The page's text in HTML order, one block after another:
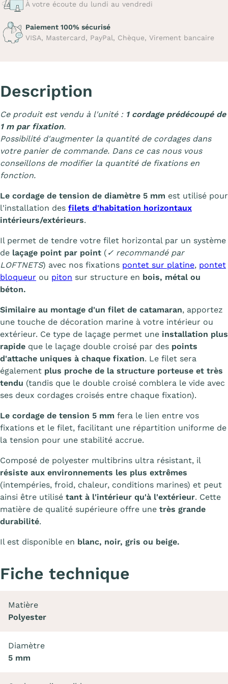
À votre écoute du lundi au vendredi
Paiement 100% sécurisé
VISA, Mastercard, PayPal, Chèque, Virement bancaire
Description
Ce produit est vendu à l'unité : 1 cordage prédécoupé de
1 m par fixation.
Possibilité d'augmenter la quantité de cordages dans
votre panier de commande. Dans ce cas nous vous
conseillons de modifier la quantité de fixations en
fonction.
Le cordage de tension de diamètre 5 mm est utilisé pour
l'installation des filets d'habitation horizontaux
intérieurs/extérieurs.
Il permet de tendre votre filet horizontal par un système
de laçage point par point ( ✓ recommandé par
LOFTNETS) avec nos fixations pontet sur platine, pontet
bloqueur ou piton sur structure en bois, métal ou
béton.
Similaire au montage d'un filet de catamaran, apportez
une touche de décoration marine à votre intérieur ou
extérieur. Ce type de laçage permet une installation plus
rapide que le laçage double croisé par des points
d'attache uniques à chaque fixation. Le filet sera
également plus proche de la structure porteuse et très
tendu (tandis que le double croisé comblera le vide avec
ses deux cordages croisés entre chaque fixation).
Le cordage de tension 5 mm fera le lien entre vos
fixations et le filet, facilitant une répartition uniforme de
la tension pour une stabilité accrue.
Composé de polyester multibrins ultra résistant, il
résiste aux environnements les plus extrêmes
(intempéries, froid, chaleur, conditions marines) et peut
ainsi être utilisé tant à l'intérieur qu'à l'extérieur. Cette
matière de qualité supérieure offre une très grande
durabilité.
Il est disponible en blanc, noir, gris ou beige.
Fiche technique
Matière
Polyester
Diamètre
5 mm